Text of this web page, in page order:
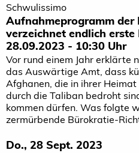
Schwulissimo
Aufnahmeprogramm der
verzeichnet endlich erste
28.09.2023 - 10:30 Uhr
Vor rund einem Jahr erklärte
das Auswärtige Amt, dass
Afghanen, die in ihrer
durch die Taliban bedroht
kommen dürfen. Was folgte
zermürbende Bürokratie-
Do., 28 Sept. 2023